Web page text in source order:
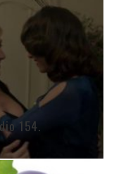
154.